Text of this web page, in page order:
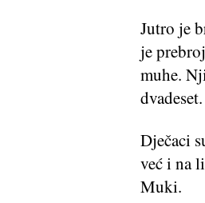
Jutro je
je
muhe.
dvadeset.
Dječaci
već i na
Muki.